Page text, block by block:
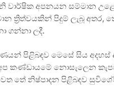
අපනයන සම්මාන උළෙල
ත්‍රිත්වයකින් පිදුම් ලැබූ අතර,
ගන්නා ලදී.
පිළිබඳව මෙසේ සිය
කණ්ඩායමේ නොසැලෙන
නිෂ්පාදන පිළිබඳව